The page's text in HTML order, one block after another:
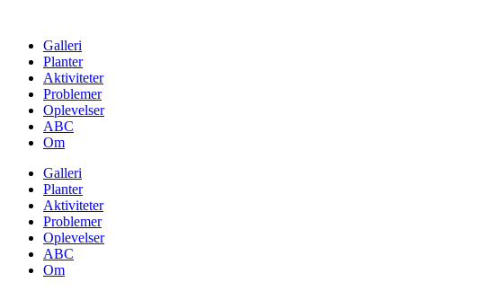
contentGalleri
Planter
Aktiviteter
Problemer
Oplevelser
ABC
Om
Galleri
Planter
Aktiviteter
Problemer
Oplevelser
ABC
Om